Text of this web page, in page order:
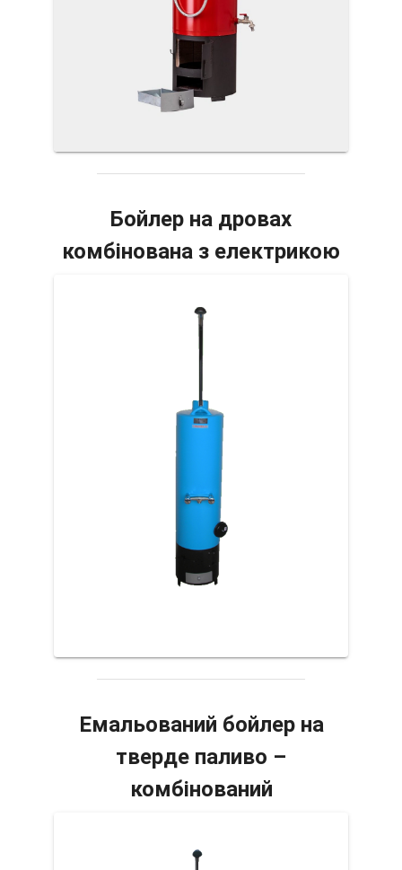
Бойлер на дровах
комбінована з електрикою
Емальований бойлер на
тверде паливо –
комбінований